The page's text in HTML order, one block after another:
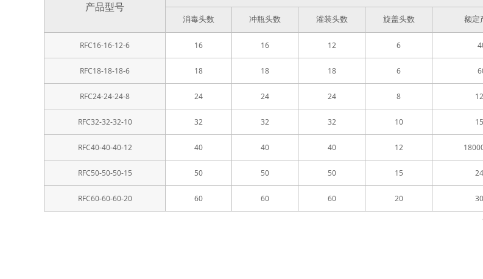
产品型号
消毒头数 冲瓶头数 灌装头数 旋盖头数 额定
RFC16-16-12-6 16 16 12 6
RFC18-18-18-6 18 18 18 6
RFC24-24-24-8 24 24 24 8
RFC32-32-32-10 32 32 32 10
RFC40-40-40-12 40 40 40 12
RFC50-50-50-15 50 50 50 15
RFC60-60-60-20 60 60 60 20